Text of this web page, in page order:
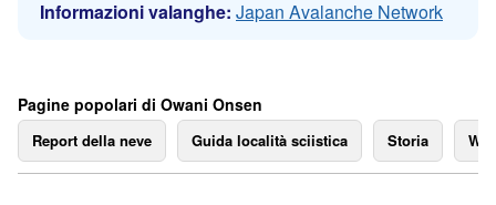
Informazioni valanghe: Japan Avalanche Network
Pagine popolari di Owani Onsen
Report della neve Guida località sciistica Storia